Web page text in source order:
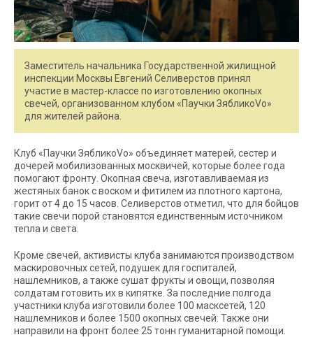
Заместитель начальника Государственной жилищной
инспекции Москвы Евгений Селиверстов принял
участие в мастер-классе по изготовлению окопных
свечей, организованном клубом «Паучки ЗябликоVo»
для жителей района.
Клуб «Паучки ЗябликоVo» объединяет матерей, сестер и
дочерей мобилизованных москвичей, которые более года
помогают фронту. Окопная свеча, изготавливаемая из
жестяных банок с воском и фитилем из плотного картона,
горит от 4 до 15 часов. Селиверстов отметил, что для бойцов
такие свечи порой становятся единственным источником
тепла и света.
Кроме свечей, активисты клуба занимаются производством
маскировочных сетей, подушек для госпиталей,
нашлемников, а также сушат фрукты и овощи, позволяя
солдатам готовить их в кипятке. За последние полгода
участники клуба изготовили более 100 масксетей, 120
нашлемников и более 1500 окопных свечей. Также они
направили на фронт более 25 тонн гуманитарной помощи.